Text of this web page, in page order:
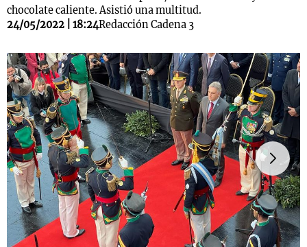
chocolate caliente. Asistió una multitud.
24/05/2022 | 18:24Redacción Cadena 3
Notas
Notas